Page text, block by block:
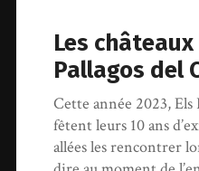
Les châteaux
Pallagos del
Cette année 2023,
fêtent leurs 10 ans
allées les rencontrer